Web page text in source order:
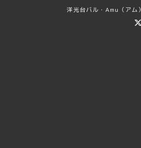
洋光台バル・Amu（アム）